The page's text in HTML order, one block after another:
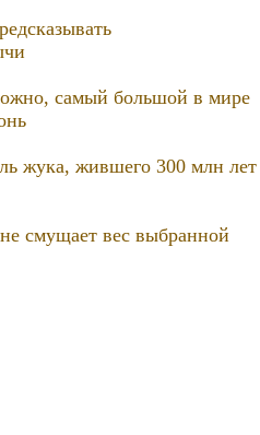
самый большой в мире
жука, жившего 300 млн лет
смущает вес выбранной